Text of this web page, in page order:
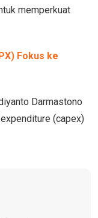
memperkuat
Fokus ke
Darmastono
(capex)